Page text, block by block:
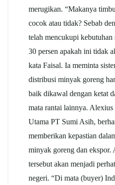
merugikan. “Makanya
cocok atau tidak? Sebab
telah mencukupi
30 persen apakah ini tidak
kata Faisal. Ia meminta
distribusi minyak goreng
baik dikawal dengan ketat
mata rantai lainnya.
Utama PT Sumi Asih,
memberikan kepastian
minyak goreng dan ekspor.
tersebut akan menjadi
negeri. “Di mata (buyer)